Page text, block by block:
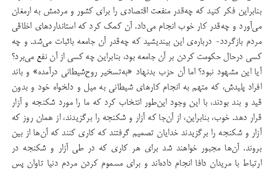
بنابراین فکر کنید که چه‌قدر منفعت اقتصادی را برای کشور و مردمش به ارمغان
می‌آورد و چه‌قدر کار خوب انجام می‌داد. آن کمک کرد که استاندارد‌های اخلاقی
مردم بازگردد- درباره‌ی این بیندیشید که چه‌قدر آن جامعه باثبات می‌شد. و چه
کسی درحال حکومت کردن بر آن جامعه بود، بنابراین چه کسی از آن نفع می‌برد؟
آیا این مشهود نبود؟ اما آن حزب بدنهاد «به‌تسخیر روح‌شیطانی درآمده»‌ و باند
افراد پلیدش، که متهم به انجام کارهای شیطانی به میل و دلخواه خود و بدون
قید و بند بودند، با این وجود این‌طور انتخاب کرد که ما را مورد شکنجه و آزار
قرار دهد. خوب، بنابراین، از آن‌جا که آزار و شکنجه را برگزیدند، از همان روز که
آزار و شکنجه را برگزیدند خدایان تصمیم گرفتند که کاری کنند که آن‌ها از بین
بروند. آن‌ها مجبور خواهند شد برای هر کاری که در طی آزار و شکنجه در
ارتباط با مریدان دافا انجام داده‌اند و برای مسموم کردن مردم دنیا تاوان پس